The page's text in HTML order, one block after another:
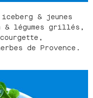
& jeunes
& légumes grillés,
de Provence.